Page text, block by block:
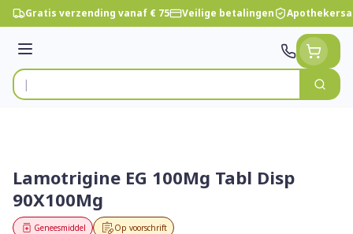
Ga naar de inhoud
Gratis verzending vanaf € 75 Veilige betalingen
Menu
Product, merk, categorie...
Zoek
Lamotrigine EG 100Mg Tabl Disp
90X100Mg
Op voorschrift
Geneesmiddel